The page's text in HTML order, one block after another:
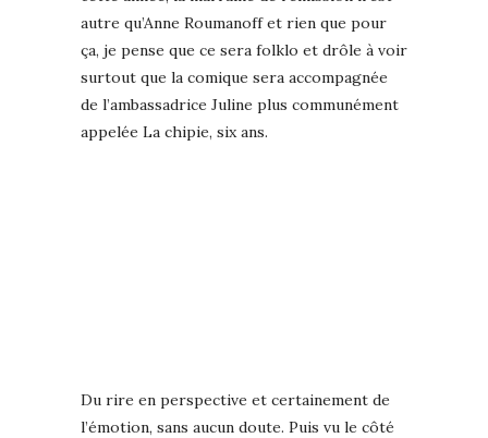
autre qu’Anne Roumanoff et rien que pour
ça, je pense que ce sera folklo et drôle à voir
surtout que la comique sera accompagnée
de l’ambassadrice Juline plus communément
appelée La chipie, six ans.
Du rire en perspective et certainement de
l’émotion, sans aucun doute. Puis vu le côté